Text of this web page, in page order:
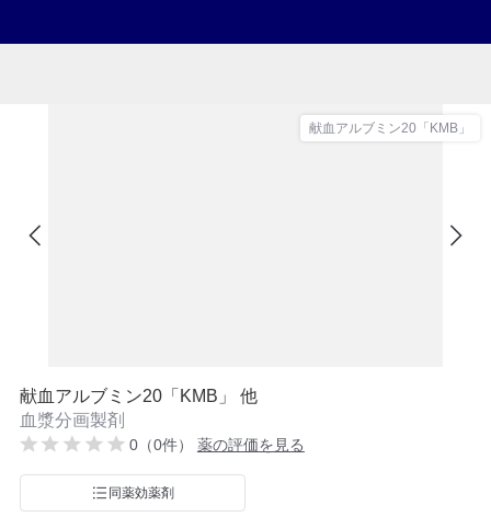
献血アルブミン20「KMB」
献血アルブミン20「KMB」 他
血漿分画製剤
0（0件） 薬の評価を見る
同薬効薬剤